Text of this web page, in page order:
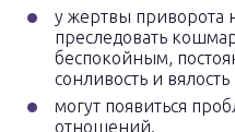
у жертвы приворота
преследовать
беспокойным,
сонливость и
могут появиться
отношений.